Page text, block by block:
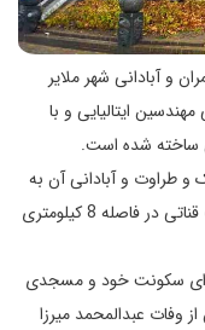
و آبادانی شهر ملایر
ایتالیایی و با
ساخته شده است.
و طراوت و آبادانی آن به
آب نیاز اساسی داشتند که این امر از طریق احداث قناتی در فاصله 8 کیلومتری
سکونت خود و مسجدی
وفات عبدالمحمد میرزا